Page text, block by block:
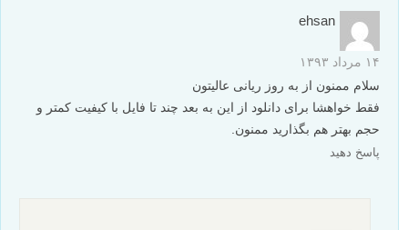
ehsan
۱۴ مرداد ۱۳۹۳
سلام ممنون از به روز ریانی عالیتون
فقط خواهشا برای دانلود از این به بعد چند تا فایل با کیفیت کمتر و
حجم بهتر هم بگذارید ممنون.
پاسخ دهید